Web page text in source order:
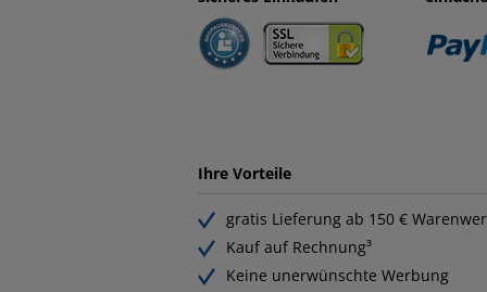
Ihre Vorteile
gratis Lieferung ab 150 €
Kauf auf Rechnung³
Keine unerwünschte Werbung